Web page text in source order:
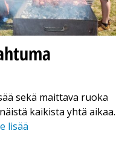
sekä maittava ruoka
kaikista yhtä aikaa.
lisää